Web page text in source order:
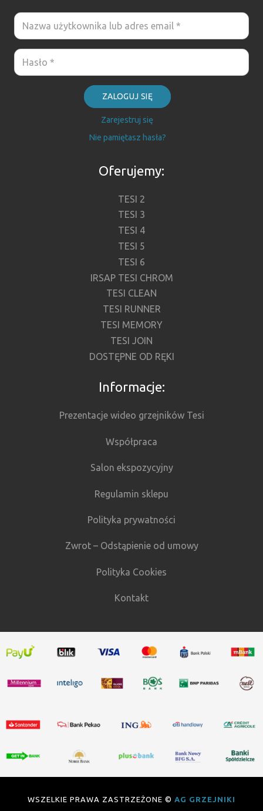
ZALOGUJ SIĘ
Zarejestruj się
Nie pamiętasz hasła?
Oferujemy:
TESI 2
TESI 3
TESI 4
TESI 5
TESI 6
IRSAP TESI CHROM
TESI CLEAN
TESI RUNNER
TESI MEMORY
TESI JOIN
DOSTĘPNE OD RĘKI
Informacje:
Prezentacje wideo grzejników Tesi
Współpraca
Salon ekspozycyjny
Regulamin sklepu
Polityka prywatności
Zwrot – Odstąpienie od umowy
Polityka Cookies
Kontakt
WSZELKIE PRAWA ZASTRZEŻONE © AG GRZEJNIKI